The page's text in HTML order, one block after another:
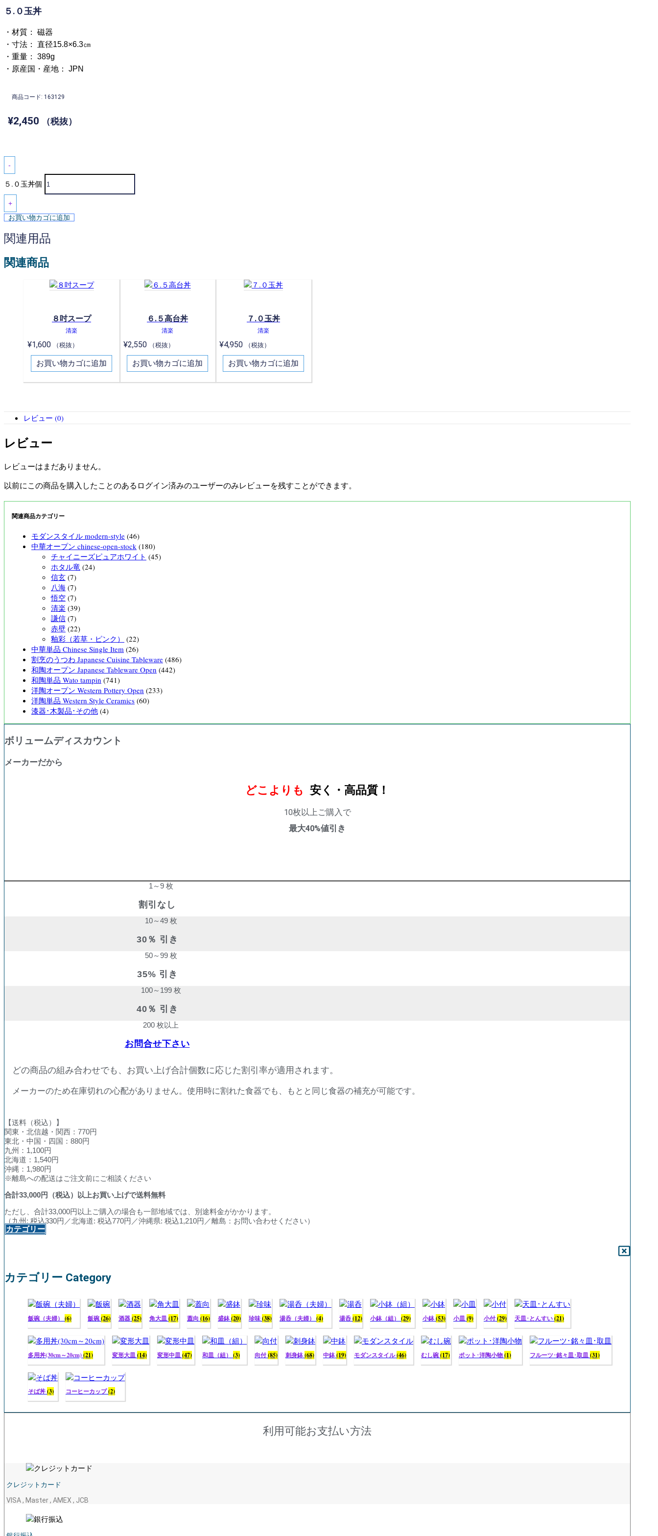
５.０玉丼
・材質： 磁器
・寸法： 直径15.8×6.3㎝
・重量： 389g
・原産国・産地： JPN
商品コード: 163129
¥2,450 （税抜）
-
５.０玉丼個
+
お買い物カゴに追加
関連用品
関連商品
８吋スープ
清楽
¥1,600 （税抜）
お買い物カゴに追加
６.５高台丼
清楽
¥2,550 （税抜）
お買い物カゴに追加
７.０玉丼
清楽
¥4,950 （税抜）
お買い物カゴに追加
レビュー (0)
レビュー
レビューはまだありません。
以前にこの商品を購入したことのあるログイン済みのユーザーのみレビューを残すことができます。
関連商品カテゴリー
モダンスタイル modern-style (46)
中華オープン chinese-open-stock (180)
チャイニーズピュアホワイト (45)
ホタル竜 (24)
信玄 (7)
八海 (7)
悟空 (7)
清楽 (39)
謙信 (7)
赤壁 (22)
釉彩（若草・ピンク）
(22)
中華単品 Chinese Single Item (26)
割烹のうつわ Japanese Cuisine Tableware (486)
和陶オープン Japanese Tableware Open (442)
和陶単品 Wato tampin (741)
洋陶オープン Western Pottery Open (233)
洋陶単品 Western Style Ceramics (60)
漆器･木製品･その他 (4)
ボリュームディスカウント
メーカーだから
どこよりも 安く・高品質！
10枚以上ご購入で
最大40%値引き
1～9 枚
割引なし
10～49 枚
30％ 引き
50～99 枚
35% 引き
100～199 枚
40％ 引き
200 枚以上
お問合せ下さい
どの商品の組み合わせでも、お買い上げ合計個数に応じた割引率が適用されます。
メーカーのため在庫切れの心配がありません。使用時に割れた食器でも、もとと同じ食器の補充が可能です。
【送料（税込）】
関東・北信越・関西：770円
東北・中国・四国：880円
九州：1,100円
北海道：1,540円
沖縄：1,980円
※離島への配送はご注文前にご相談ください
合計33,000円（税込）以上お買い上げで送料無料
ただし、合計33,000円以上ご購入の場合も一部地域では、別途料金がかかります。
（九州: 税込330円／北海道: 税込770円／沖縄県: 税込1,210円／離島：お問い合わせください）
カテゴリー
カテゴリー Category
飯碗（夫婦） (6) 飯碗(26) 酒器(25) 角大皿(17) 蓋向 (16) 盛鉢(20) 珍味(38) 湯呑（夫婦） (4) 湯呑(12) 小鉢（組） (29) 小鉢(53) 小皿(9) 小付(29) 天皿･とんすい(21)
多用丼(30cm～20cm)(21) 変形大皿(14) 変形中皿(47) 和皿（組） (3) 向付(85) 刺身鉢(68) 中鉢(19) モダンスタイル(46) むし碗(17) ポット･洋陶小物(1) フルーツ･銘々皿･取皿(31)
そば丼(3) コーヒーカップ(2)
利用可能お支払い方法
クレジットカード
VISA , Master , AMEX , JCB